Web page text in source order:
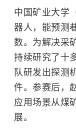
中国矿业大学
器人，能预测
数。为解决采
持续研究了十
队研发出探测
件。参赛后，
应用场景从煤
展。